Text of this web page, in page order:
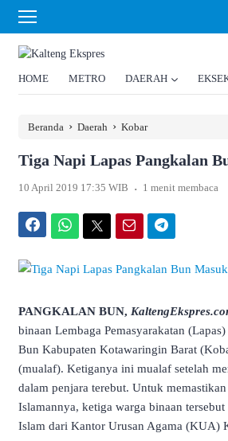
HOME METRO DAERAH
Beranda › Daerah › Kobar
Tiga Napi Lapas Pangkalan
10 April 2019 17:35 WIB . 1 menit membaca
PANGKALAN BUN,
binaan Lembaga Pemasyarakatan
Bun Kabupaten Kotawaringin Barat
(mualaf). Ketiganya ini mualaf setelah
dalam penjara terebut. Untuk
Islamannya, ketiga warga binaan
Islam dari Kantor Urusan Agama (KUA)